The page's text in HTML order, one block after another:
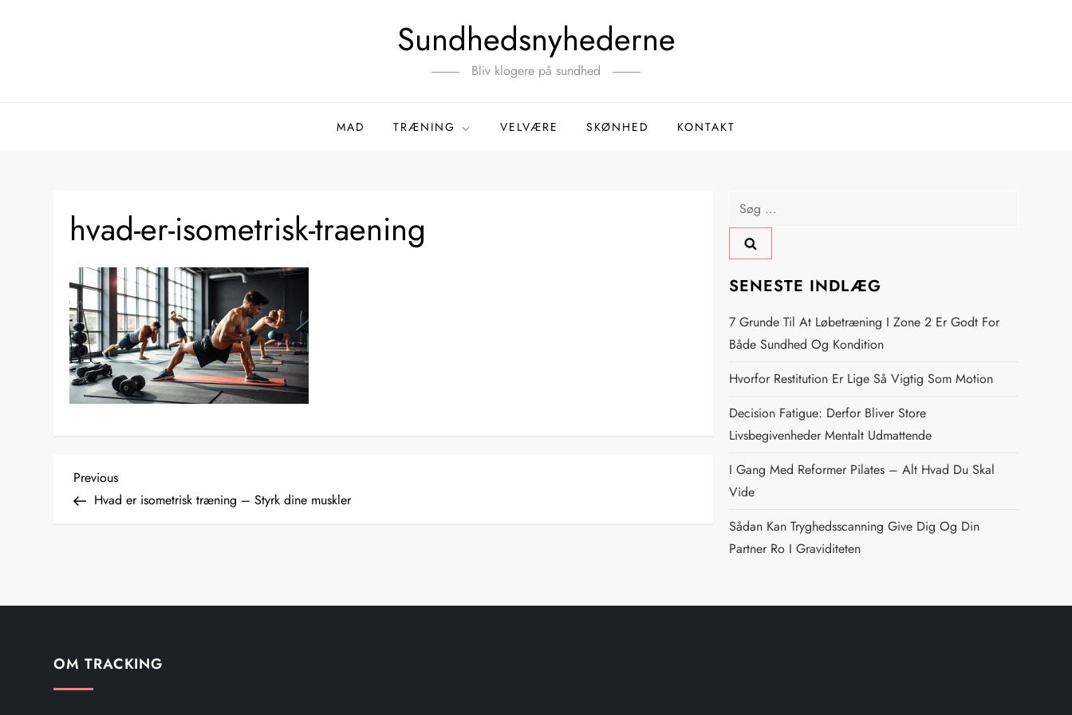
Sundhedsnyhederne
Bliv klogere på sundhed
MAD TRÆNING VELVÆRE SKØNHED KONTAKT
hvad-er-isometrisk-traening
I
l
g
Previous
Post
Previous
Hvad er isometrisk træning – Styrk dine muskler
Søg
efter:
SENESTE INDLÆG
7 Grunde Til At Løbetræning I Zone 2 Er Godt For
Både Sundhed Og Kondition
Hvorfor Restitution Er Lige Så Vigtig Som Motion
Decision Fatigue: Derfor Bliver Store
Livsbegivenheder Mentalt Udmattende
I Gang Med Reformer Pilates – Alt Hvad Du Skal
Vide
Sådan Kan Tryghedsscanning Give Dig Og Din
Partner Ro I Graviditeten
OM TRACKING